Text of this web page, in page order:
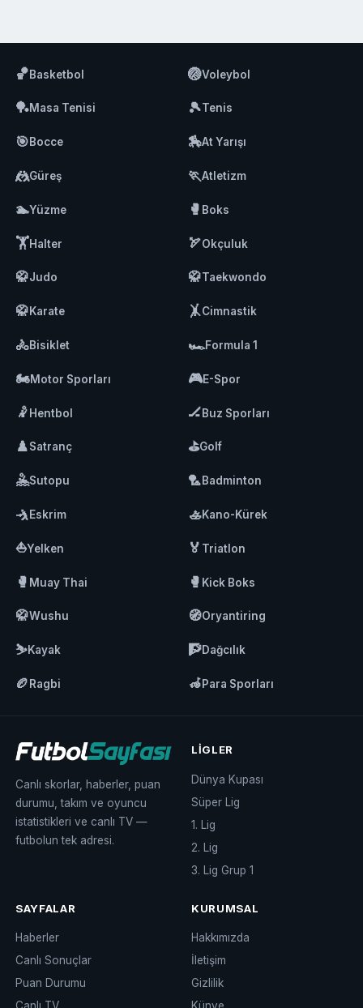
🏀Basketbol 🏐Voleybol
🏓Masa Tenisi 🎾Tenis
🎯Bocce 🏇At Yarışı
🤼Güreş 🏃Atletizm
🏊Yüzme 🥊 Boks
🏋️Halter 🏹Okçuluk
🥋Judo 🥋Taekwondo
🥋Karate 🤸Cimnastik
🚴Bisiklet 🏎️Formula 1
🏍️Motor Sporları 🎮E-Spor
🤾 Hentbol 🏒Buz Sporları
♟️Satranç ⛳Golf
🤽Sutopu 🏸Badminton
🤺Eskrim 🚣Kano-Kürek
⛵Yelken 🏅 Triatlon
🥊 Muay Thai 🥊 Kick Boks
🥋Wushu 🧭Oryantiring
⛷️Kayak 🧗Dağcılık
🏉 Ragbi 🦽Para Sporları
Canlı skorlar, haberler, puan
durumu, takım ve oyuncu
istatistikleri ve canlı TV —
futbolun tek adresi.
LIGLER
Dünya Kupası
Süper Lig
1. Lig
2. Lig
3. Lig Grup 1
SAYFALAR
Haberler
Canlı Sonuçlar
Puan Durumu
KURUMSAL
Hakkımızda
İletişim
Gizlilik